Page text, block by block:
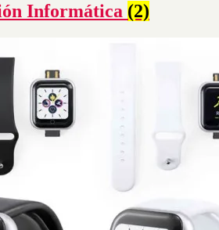
Informática (2)